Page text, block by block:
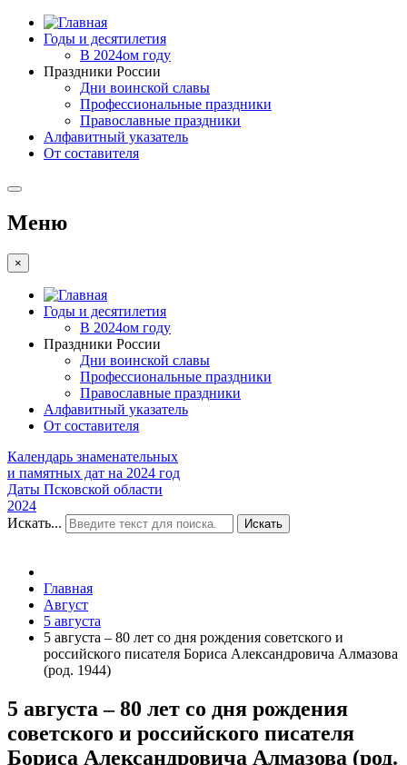
Годы и десятилетия
В 2024ом году
Праздники России
Дни воинской славы
Профессиональные праздники
Православные праздники
Алфавитный указатель
От составителя
Меню
×
Годы и десятилетия
В 2024ом году
Праздники России
Дни воинской славы
Профессиональные праздники
Православные праздники
Алфавитный указатель
От составителя
Календарь знаменательных
и памятных дат на 2024 год
Даты Псковской области
2024
Искать...
Искать
Главная
Август
5 августа
5 августа – 80 лет со дня рождения советского и
российского писателя Бориса Александровича Алмазова
(род. 1944)
5 августа – 80 лет со дня рождения
советского и российского писателя
Бориса Александровича Алмазова (род.